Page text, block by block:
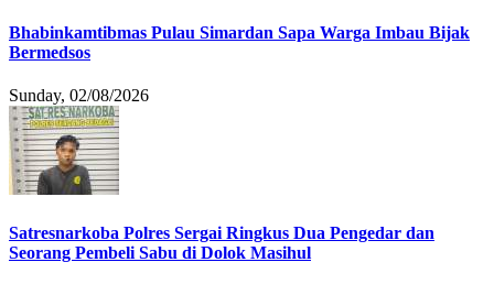
Bhabinkamtibmas Pulau Simardan Sapa Warga Imbau Bijak
Bermedsos
Sunday, 02/08/2026
Satresnarkoba Polres Sergai Ringkus Dua Pengedar dan
Seorang Pembeli Sabu di Dolok Masihul